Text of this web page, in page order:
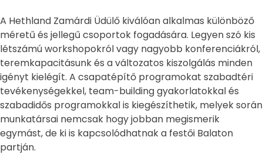
A Hethland Zamárdi Üdülő kiválóan alkalmas különböző
méretű és jellegű csoportok fogadására. Legyen szó kis
létszámú workshopokról vagy nagyobb konferenciákról,
teremkapacitásunk és a változatos kiszolgálás minden
igényt kielégít. A csapatépítő programokat szabadtéri
tevékenységekkel, team-building gyakorlatokkal és
szabadidős programokkal is kiegészíthetik, melyek során
munkatársai nemcsak hogy jobban megismerik
egymást, de ki is kapcsolódhatnak a festői Balaton
partján.